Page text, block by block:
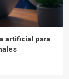
artificial para